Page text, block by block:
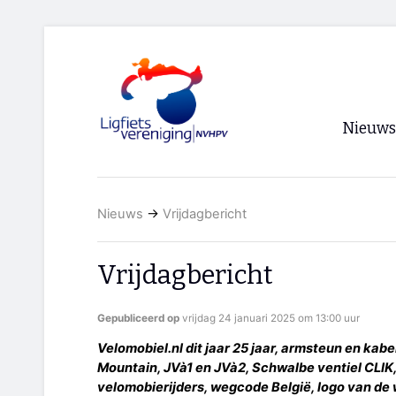
Nieuws
Nieuws → Vrijdagbericht
Vrijdagbericht
Gepubliceerd op vrijdag 24 januari 2025 om 13:00 uur
Velomobiel.nl dit jaar 25 jaar, armsteun en
Mountain, JVà1 en JVà2, Schwalbe ventiel
velomobierijders, wegcode België, logo van